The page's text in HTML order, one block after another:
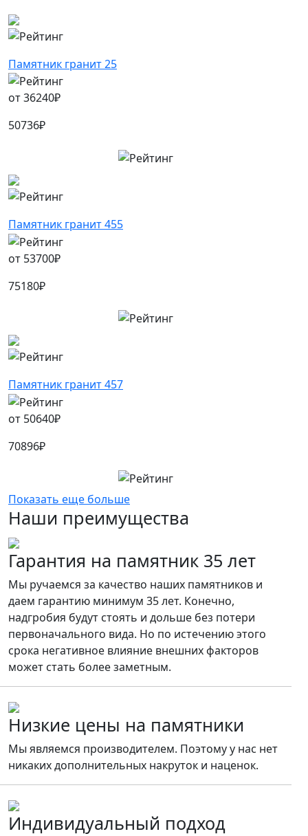
Памятник гранит 25
от36240₽
50736₽
Памятник гранит 455
от 53700₽
75180₽
Памятник гранит 457
от 50640₽
70896₽
Показать еще больше
Наши преимущества
Гарантия на памятник 35 лет
Мы ручаемся за качество наших памятников и
даем гарантию минимум 35 лет. Конечно,
надгробия будут стоять и дольше без потери
первоначального вида. Но по истечению этого
срока негативное влияние внешних факторов
может стать более заметным.
Низкие цены на памятники
Мы являемся производителем. Поэтому у нас нет
никаких дополнительных накруток и наценок.
Индивидуальный подход